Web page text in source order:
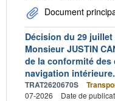
Document
Décision du 29
Monsieur JUSTIN
de la conformité
navigation intérieure.
TRAT2620670S
07-2026
Date de